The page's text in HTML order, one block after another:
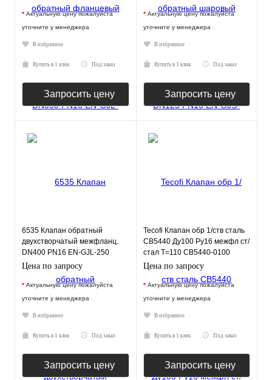
* Актуальную цену пожалуйста
уточните у менеджера
В избранное
Купить в 1 клик Под заказ
Запросить цену
* Актуальную цену пожалуйста
уточните у менеджера
В избранное
Купить в 1 клик Под заказ
Запросить цену
6535 Клапан обратный
двухстворчатый межфланц.
DN400 PN16 EN-GJL-250
нерж.сталь EPDM JAFAR
Цена по запросу
* Актуальную цену пожалуйста
уточните у менеджера
В избранное
Купить в 1 клик Под заказ
Запросить цену
Tecofi Клапан обр 1/ств сталь
CB5440 Ду100 Ру16 межфл ст/
стал T=110 CB5440-0100
Tecofi
Цена по запросу
* Актуальную цену пожалуйста
уточните у менеджера
В избранное
Купить в 1 клик Под заказ
Запросить цену